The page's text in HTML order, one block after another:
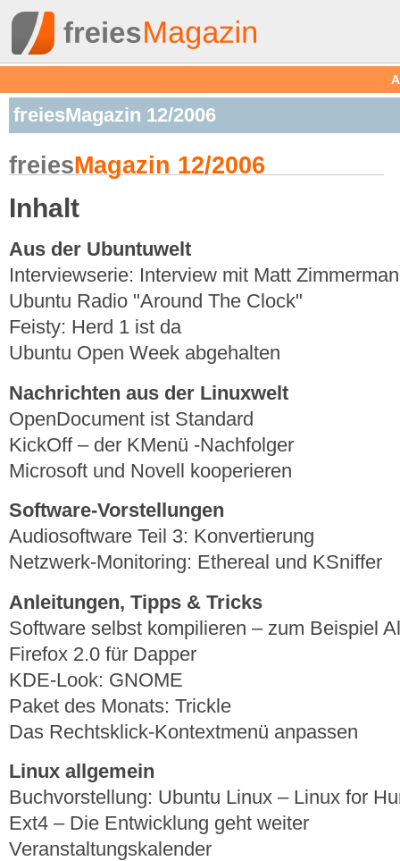
freiesMagazin 12/2006
freiesMagazin 12/2006
Inhalt
Aus der Ubuntuwelt
Interviewserie: Interview mit Matt
Ubuntu Radio "Around The Clock"
Feisty: Herd 1 ist da
Ubuntu Open Week abgehalten
Nachrichten aus der Linuxwelt
OpenDocument ist Standard
KickOff – der KMenü -Nachfolger
Microsoft und Novell kooperieren
Software-Vorstellungen
Audiosoftware Teil 3: Konvertierung
Netzwerk-Monitoring: Ethereal und KSniffer
Anleitungen, Tipps & Tricks
Software selbst kompilieren – zum Beispiel
Firefox 2.0 für Dapper
KDE-Look: GNOME
Paket des Monats: Trickle
Das Rechtsklick-Kontextmenü anpassen
Linux allgemein
Buchvorstellung: Ubuntu Linux – Linux for
Ext4 – Die Entwicklung geht weiter
Veranstaltungskalender